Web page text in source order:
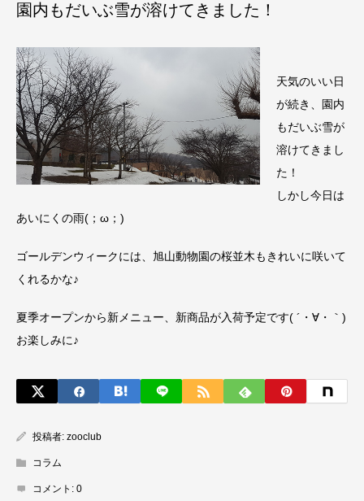
園内もだいぶ雪が溶けてきました！
天気のいい日
が続き、園内
もだいぶ雪が
溶けてきまし
た！
しかし今日は
あいにくの雨(；ω；)
ゴールデンウィークには、旭山動物園の桜並木もきれいに咲いて
くれるかな♪
夏季オープンから新メニュー、新商品が入荷予定です( ´・∀・｀)
お楽しみに♪
投稿者: zooclub
コラム
コメント: 0